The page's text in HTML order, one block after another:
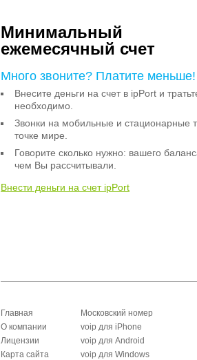
Минимальный
ежемесячный счет
Много звоните? Платите меньше!
Внесите деньги на счет в ipPort и
необходимо.
Звонки на мобильные и стационарные
точке мире.
Говорите сколько нужно: вашего
чем Вы рассчитывали.
Внести деньги на счет ipPort
Главная
О компании
Лицензии
Карта сайта
Московский номер
voip для iPhone
voip для Android
voip для Windows